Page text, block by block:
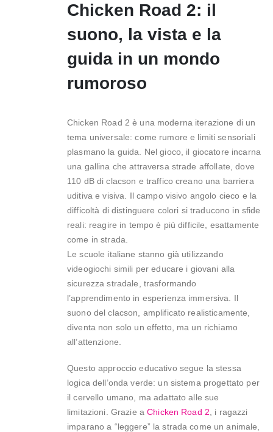
Chicken Road 2: il
suono, la vista e la
guida in un mondo
rumoroso
Chicken Road 2 è una moderna iterazione di un
tema universale: come rumore e limiti sensoriali
plasmano la guida. Nel gioco, il giocatore incarna
una gallina che attraversa strade affollate, dove
110 dB di clacson e traffico creano una barriera
uditiva e visiva. Il campo visivo angolo cieco e la
difficoltà di distinguere colori si traducono in sfide
reali: reagire in tempo è più difficile, esattamente
come in strada.
Le scuole italiane stanno già utilizzando
videogiochi simili per educare i giovani alla
sicurezza stradale, trasformando
l’apprendimento in esperienza immersiva. Il
suono del clacson, amplificato realisticamente,
diventa non solo un effetto, ma un richiamo
all’attenzione.
Questo approccio educativo segue la stessa
logica dell’onda verde: un sistema progettato per
il cervello umano, ma adattato alle sue
limitazioni. Grazie aChicken Road 2 , i ragazzi
imparano a “leggere” la strada come un animale,